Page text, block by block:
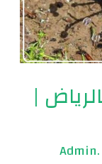
|
.Admin